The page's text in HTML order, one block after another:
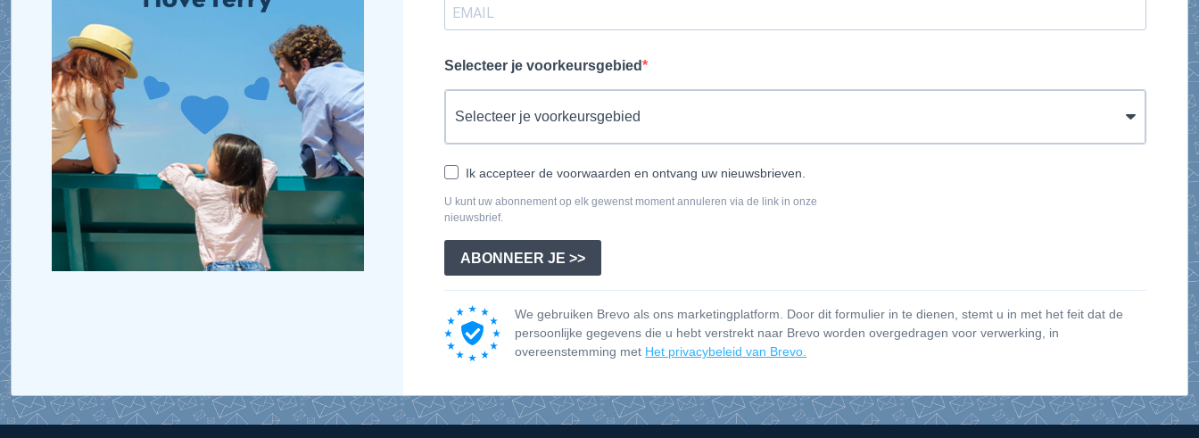
Selecteer je voorkeursgebied
Ik accepteer de voorwaarden en ontvang uw nieuwsbrieven.
U kunt uw abonnement op elk gewenst moment annuleren via de link in onze
nieuwsbrief.
ABONNEER JE >>
We gebruiken Brevo als ons marketingplatform. Door dit formulier in te dienen, stemt u in met het feit dat de
persoonlijke gegevens die u hebt verstrekt naar Brevo worden overgedragen voor verwerking, in
overeenstemming met Het privacybeleid van Brevo.